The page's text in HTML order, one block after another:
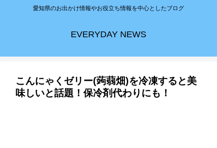
愛知県のお出かけ情報やお役立ち情報を中心としたブログ
EVERYDAY NEWS
こんにゃくゼリー(蒟蒻畑)を冷凍すると美
味しいと話題！保冷剤代わりにも！